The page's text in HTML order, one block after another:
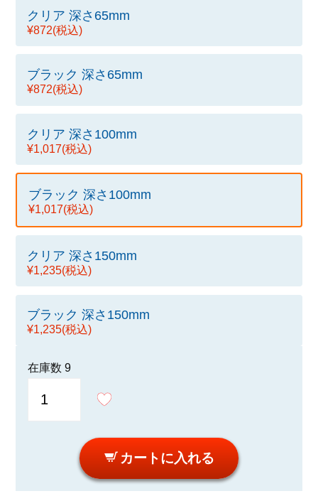
クリア 深さ65mm
¥872(税込)
ブラック 深さ65mm
¥872(税込)
クリア 深さ100mm
¥1,017(税込)
ブラック 深さ100mm
¥1,017(税込)
クリア 深さ150mm
¥1,235(税込)
ブラック 深さ150mm
¥1,235(税込)
在庫数 9
カートに入れる